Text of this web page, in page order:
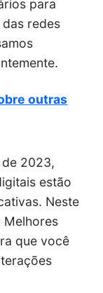
para
redes
outras
2023,
estão
Neste
Melhores
que você